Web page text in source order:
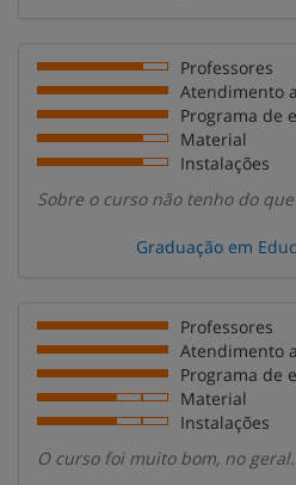
Professores
Atendimento
Programa de
Material
Instalações
Sobre o curso não tenho do
Graduação em
Professores
Atendimento
Programa de
Material
Instalações
O curso foi muito bom, no geral.